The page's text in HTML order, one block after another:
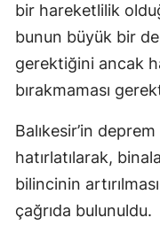
bir hareketlilik
bunun büyük bir
gerektiğini ancak
bırakmaması
Balıkesir’in
hatırlatılarak,
bilincinin
çağrıda bulunuldu.